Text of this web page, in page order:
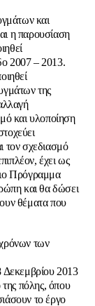
και
η παρουσίαση
2007 – 2013.
της
και υλοποίηση
τον σχεδιασμό
έχει ως
Πρόγραμμα
και θα δώσει
θέματα που
των
Δεκεμβρίου 2013
της πόλης, όπου
το έργο